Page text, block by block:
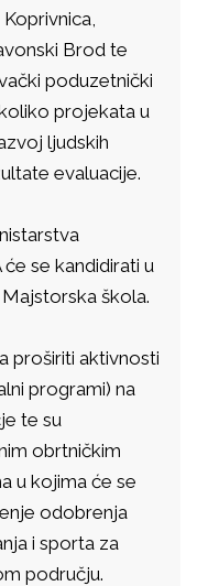
Brod te
poduzetnički
projekata u
ljudskih
evaluacije.
se kandidirati u
škola.
proširiti aktivnosti
programi) na
te su
obrtničkim
u kojima će se
odobrenja
i sporta za
području.